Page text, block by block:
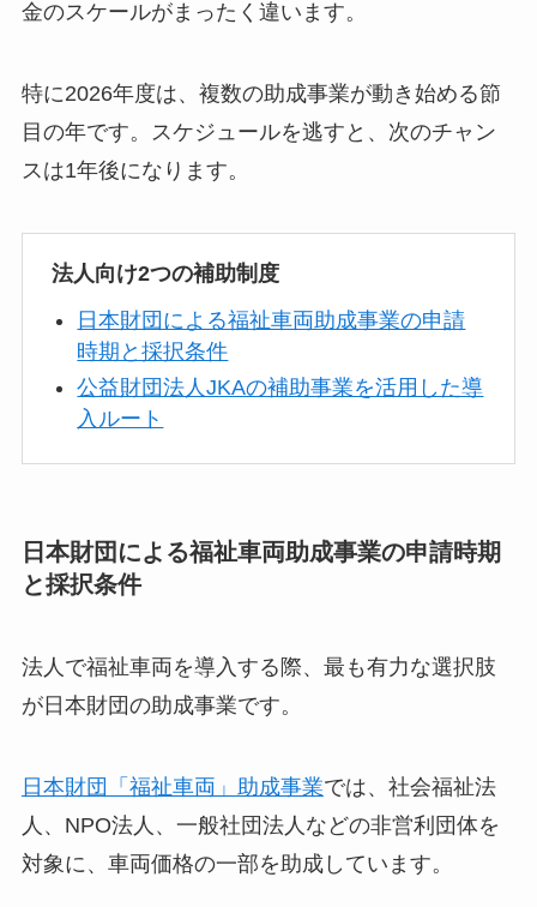
金のスケールがまったく違います。
特に2026年度は、複数の助成事業が動き始める節
目の年です。スケジュールを逃すと、次のチャン
スは1年後になります。
法人向け2つの補助制度
日本財団による福祉車両助成事業の申請
時期と採択条件
公益財団法人JKAの補助事業を活用した導
入ルート
日本財団による福祉車両助成事業の申請時期
と採択条件
法人で福祉車両を導入する際、最も有力な選択肢
が日本財団の助成事業です。
日本財団「福祉車両」助成事業では、社会福祉法
人、NPO法人、一般社団法人などの非営利団体を
対象に、車両価格の一部を助成しています。